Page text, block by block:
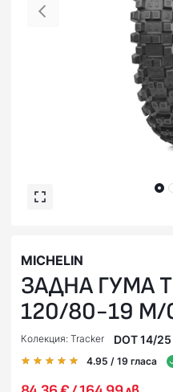
MICHELIN
ЗАДНА ГУМА
120/80-19 M/
Колекция: Tracker DOT 14/25
4.95 / 19 гласа